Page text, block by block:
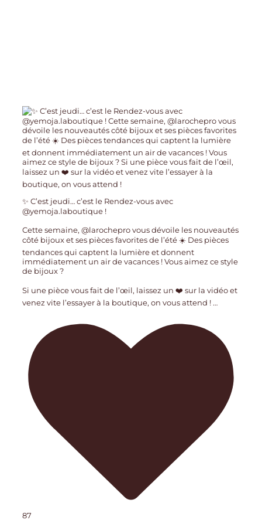
✨ C’est jeudi… c’est le Rendez-vous avec
@yemoja.laboutique !
Cette semaine, @larochepro vous dévoile les nouveautés
côté bijoux et ses pièces favorites de l’été ☀️ Des pièces
tendances qui captent la lumière et donnent
immédiatement un air de vacances ! Vous aimez ce style
de bijoux ?
Si une pièce vous fait de l’œil, laissez un ❤️ sur la vidéo et
venez vite l’essayer à la boutique, on vous attend !…
87